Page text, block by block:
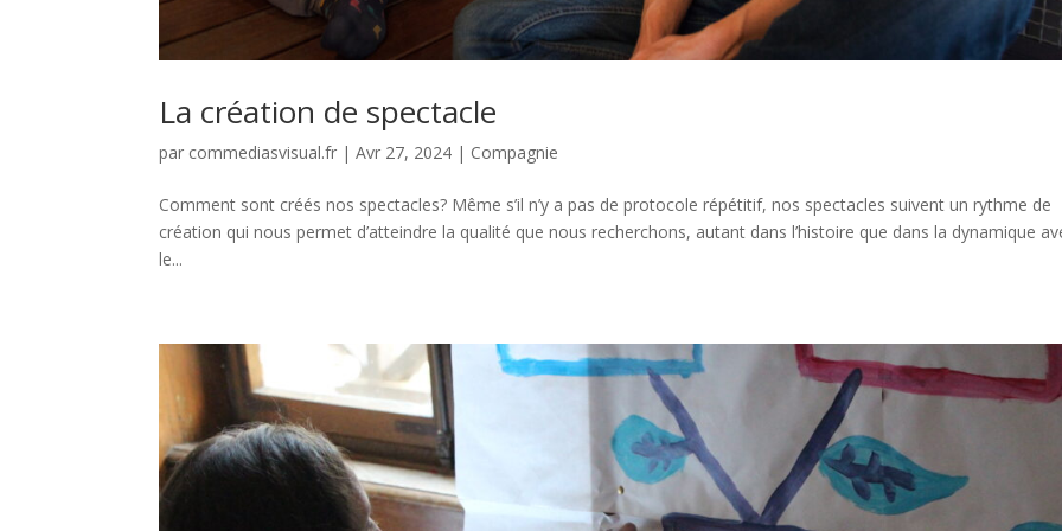
La création de spectacle
par commediasvisual.fr |Avr 27, 2024 | Compagnie
Comment sont créés nos spectacles? Même s’il n’y a pas de protocole répétitif, nos spectacles suivent un rythme de
création qui nous permet d’atteindre la qualité que nous recherchons, autant dans l’histoire que dans la dynamique
le...